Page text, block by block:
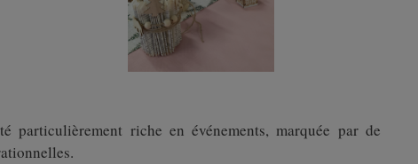
particulièrement riche en événements, marquée par de